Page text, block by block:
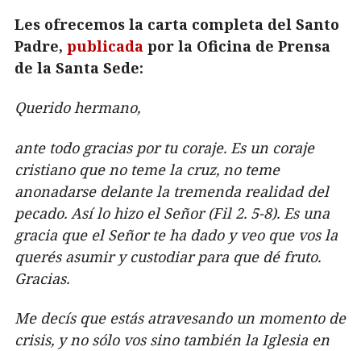
Les ofrecemos la carta completa del Santo
Padre, publicada por la Oficina de Prensa
de la Santa Sede:
Querido hermano,
ante todo gracias por tu coraje. Es un coraje
cristiano que no teme la cruz, no teme
anonadarse delante la tremenda realidad del
pecado. Así lo hizo el Señor (Fil 2. 5-8). Es una
gracia que el Señor te ha dado y veo que vos la
querés asumir y custodiar para que dé fruto.
Gracias.
Me decís que estás atravesando un momento de
crisis, y no sólo vos sino también la Iglesia en